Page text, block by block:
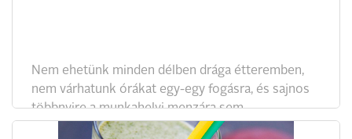
Nem ehetünk minden délben drága étteremben,
nem várhatunk órákat egy-egy fogásra, és sajnos
többnyire a munkahelyi menzára sem
számíthatunk. Továbbra is nagy divat az